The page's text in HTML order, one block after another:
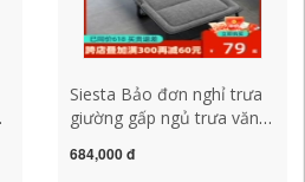
Siesta Bảo đơn nghỉ trưa
giường gấp ngủ trưa văn
giản giường nhỏ diễu hành
684,000 đ